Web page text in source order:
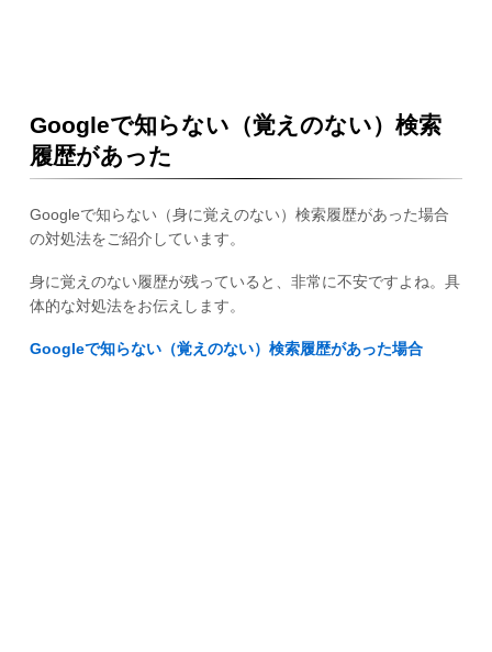
Googleで知らない（覚えのない）検索
履歴があった
Googleで知らない（身に覚えのない）検索履歴があった場合
の対処法をご紹介しています。
身に覚えのない履歴が残っていると、非常に不安ですよね。具
体的な対処法をお伝えします。
Googleで知らない（覚えのない）検索履歴があった場合